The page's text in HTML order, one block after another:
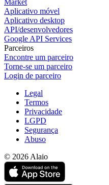
Market
Aplicativo móvel
Aplicativo desktop
API/desenvolvedores
Google API Services
Parceiros
Encontre um parceiro
Torne-se um parceiro
Login de parceiro
Legal
Termos
Privacidade
LGPD
Segurança
Abuso
© 2026 Alaio